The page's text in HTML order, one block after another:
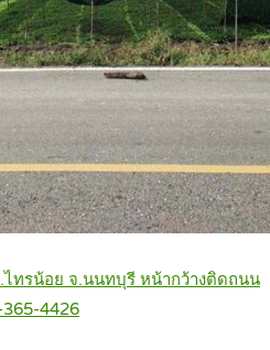
ไทรน้อย จ.นนทบุรี หน้ากว้างติดถนน
4426